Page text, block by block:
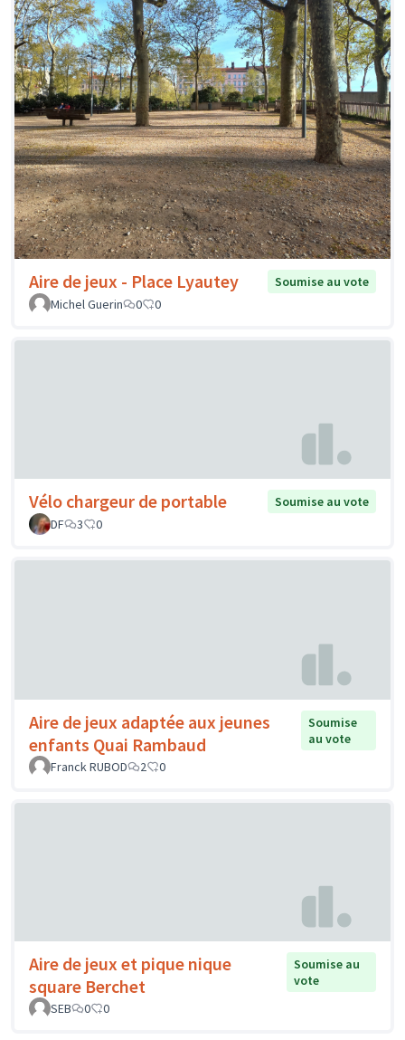
Aire de jeux - Place Lyautey
Soumise au vote
Michel Guerin
0 0
Vélo chargeur de portable
Soumise au vote
DF
3 0
Aire de jeux adaptée aux jeunes
enfants Quai Rambaud
Soumise
au vote
Franck RUBOD
2 0
Aire de jeux et pique nique
square Berchet
Soumise au
vote
SEB
0 0